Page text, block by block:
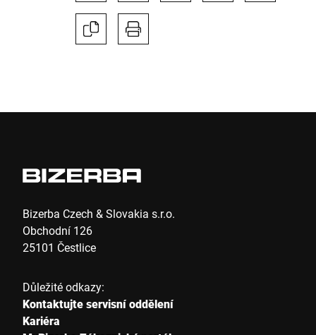
Bizerba Czech & Slovakia s.r.o.
Obchodní 126
25101 Čestlice
Důležité odkazy:
Kontaktujte servisní oddělení
Kariéra